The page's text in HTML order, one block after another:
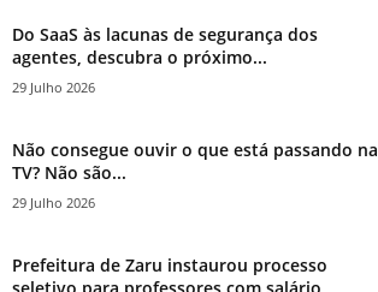
Do SaaS às lacunas de segurança dos
agentes, descubra o próximo...
29 Julho 2026
Não consegue ouvir o que está passando na
TV? Não são...
29 Julho 2026
Prefeitura de Zaru instaurou processo
seletivo para professores com salário